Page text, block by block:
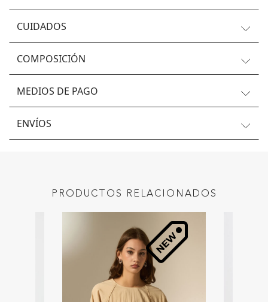
CUIDADOS
COMPOSICIÓN
MEDIOS DE PAGO
ENVÍOS
PRODUCTOS RELACIONADOS